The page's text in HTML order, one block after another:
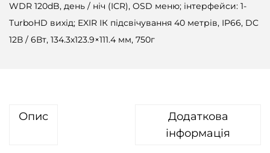
WDR 120dB, день / ніч (ICR), OSD меню; інтерфейси: 1-
TurboHD вихід; EXIR ІК підсвічування 40 метрів, IP66, DC
12В / 6Вт, 134.3х123.9×111.4 мм, 750г
Опис
Додаткова
інформація